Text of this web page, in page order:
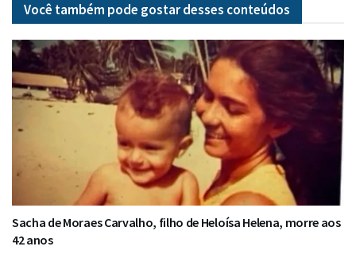
Você também pode gostar desses conteúdos
Sacha de Moraes Carvalho, filho de Heloísa Helena, morre aos
42 anos